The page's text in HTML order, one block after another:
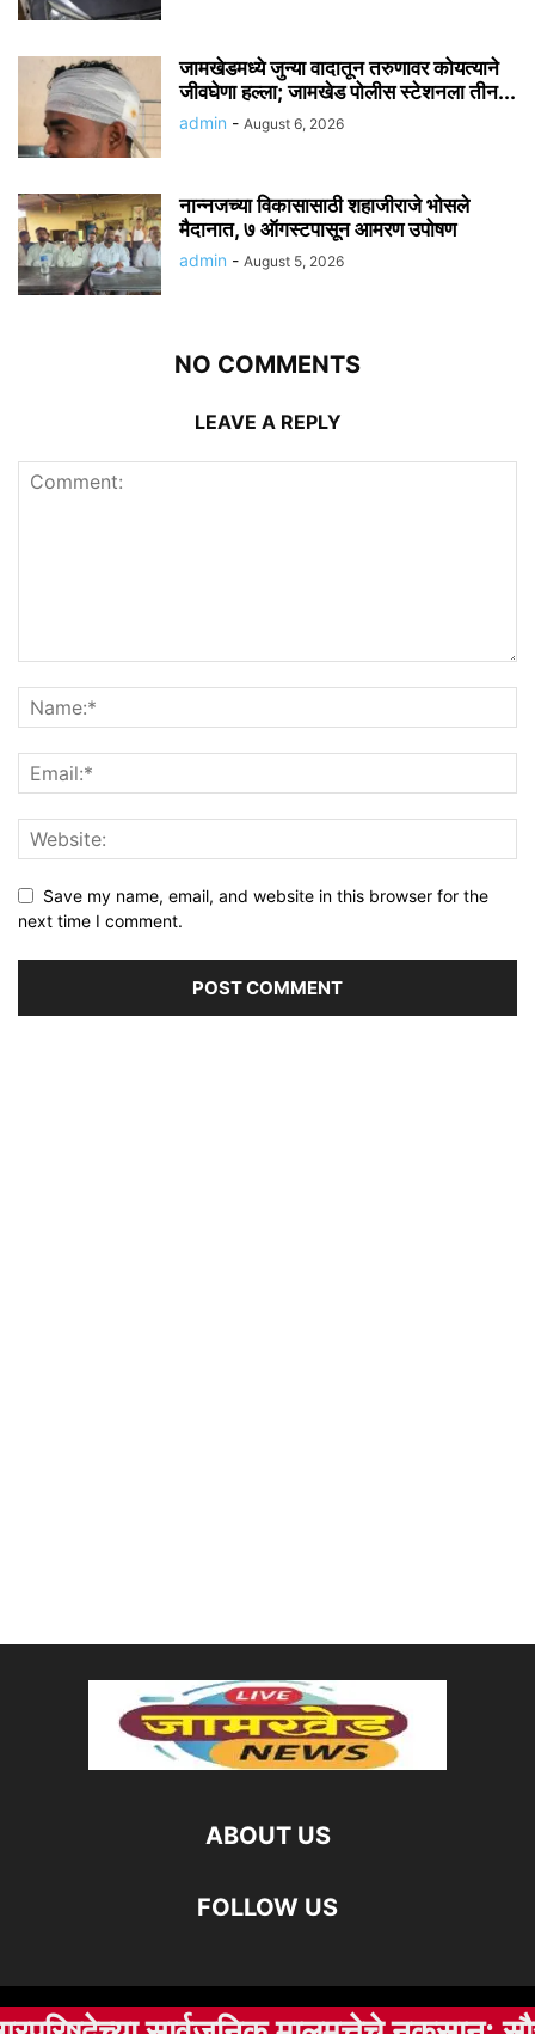
जामखेडमध्ये जुन्या वादातून तरुणावर कोयत्याने
जीवघेणा हल्ला; जामखेड पोलीस स्टेशनला तीन...
admin - August 6, 2026
नान्नजच्या विकासासाठी शहाजीराजे भोसले
मैदानात, ७ ऑगस्टपासून आमरण उपोषण
admin - August 5, 2026
NO COMMENTS
LEAVE A REPLY
Save my name, email, and website in this browser for the
next time I comment.
ABOUT US
FOLLOW US
©